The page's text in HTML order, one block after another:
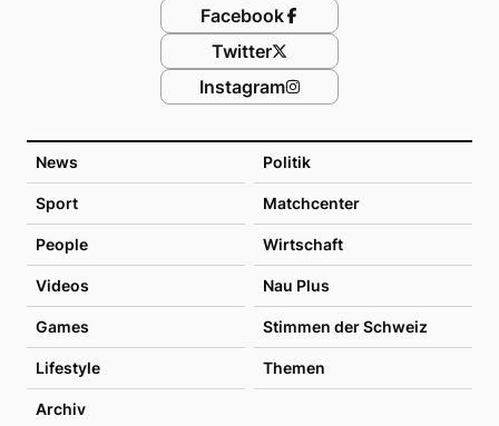
News Politik
Sport Matchcenter
People Wirtschaft
Videos Nau Plus
Games Stimmen der Schweiz
Lifestyle Themen
Archiv
Facebook
Twitter
Instagram